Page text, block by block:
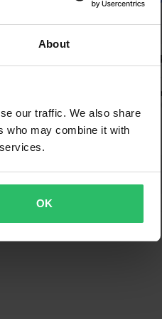
About
our traffic. We also share
who may combine it with
OK